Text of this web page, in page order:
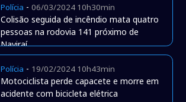
Polícia -06/03/2024 10h30min
Colisão seguida de incêndio mata quatro
pessoas na rodovia 141 próximo de
Naviraí
Polícia - 19/02/2024 10h43min
Motociclista perde capacete e morre em
acidente com bicicleta elétrica